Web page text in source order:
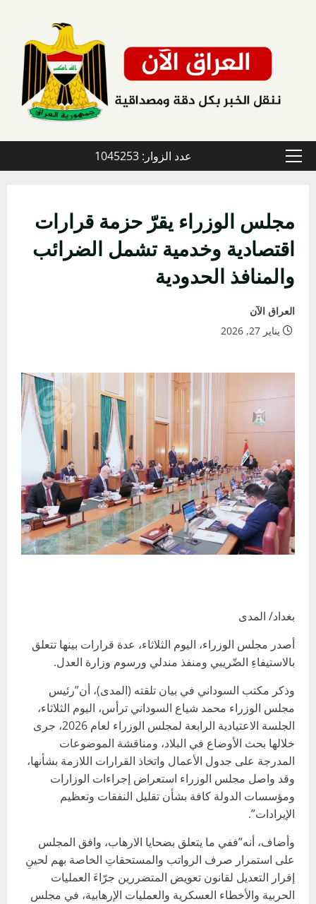
القائمة
عدد الزوار: 1045253
مجلس الوزراء يقرّ حزمة قرارات
اقتصادية وخدمية تشمل الضرائب
والمنافذ الحدودية
العراق الآن
يناير 27, 2026
بغداد/ المدى
أصدر مجلس الوزراء، اليوم الثلاثاء، عدة قرارات بينها تتعلق
بالاستيفاءِ الضّريبي ومنفذ مندلي ورسوم وزارة العدل.
وذكر مكتب السوداني في بيان تلقته (المدى)، أن”رئيس
مجلس الوزراء محمد شياع السوداني ترأس، اليوم الثلاثاء،
الجلسة الاعتيادية الرابعة لمجلس الوزراء لعام 2026، جرى
خلالها بحث الأوضاع في البلاد، ومناقشة الموضوعات
المدرجة على جدول الأعمال واتخاذ القرارات اللازمة بشأنها،
وقد واصل مجلس الوزراء استعراض إجراءات الوزارات
ومؤسسات الدولة كافة بشأن تقليل النفقات وتعظيم
الإيرادات”.
وأضاف، أنه”ففي ما يتعلق بضحايا الارهاب، وافق المجلس
على استمرار صرف الرواتب والمستحقاتِ الخاصة بهم لحينِ
إقرار التعديل لقانون تعويض المتضررين جرّاءَ العمليات
الحربية والأخطاء العسكرية والعمليات الإرهابية، في مجلس